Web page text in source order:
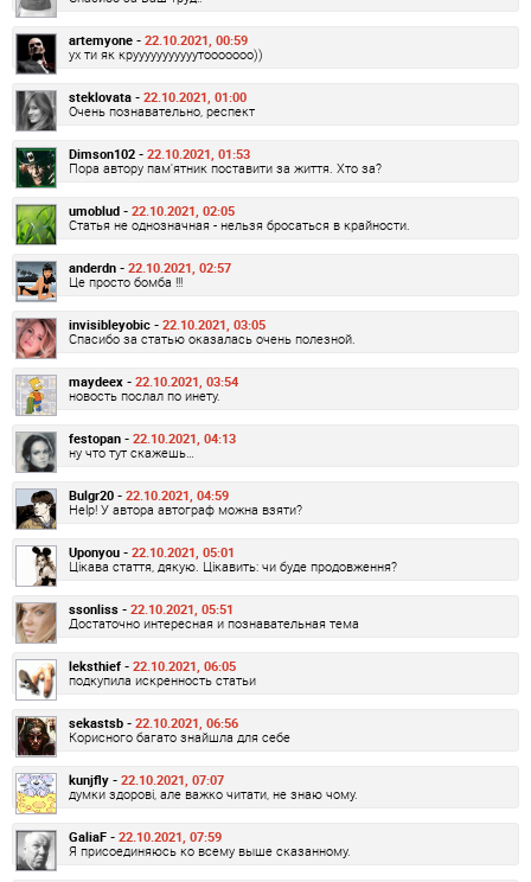
artemyone - 22.10.2021, 00:59
ух ти як крууууууууууутооооооо))
steklovata - 22.10.2021, 01:00
Очень познавательно, респект
Dimson102 - 22.10.2021, 01:53
Пора автору пам'ятник поставити за життя. Хто за?
umoblud - 22.10.2021, 02:05
Статья не однозначная - нельзя бросаться в крайности.
anderdn - 22.10.2021, 02:57
Це просто бомба !!!
invisibleyobic - 22.10.2021, 03:05
Спасибо за статью оказалась очень полезной.
maydeex - 22.10.2021, 03:54
новость послал по инету.
festopan - 22.10.2021, 04:13
ну что тут скажешь…
Bulgr20 - 22.10.2021, 04:59
Help! У автора автограф можна взяти?
Uponyou - 22.10.2021, 05:01
Цікава стаття, дякую. Цікавить: чи буде продовження?
ssonliss - 22.10.2021, 05:51
Достаточно интересная и познавательная тема
leksthief - 22.10.2021, 06:05
подкупила искренность статьи
sekastsb - 22.10.2021, 06:56
Корисного багато знайшла для себе
kunjfly - 22.10.2021, 07:07
думки здорові, але важко читати, не знаю чому.
GaliaF - 22.10.2021, 07:59
Я присоединяюсь ко всему выше сказанному.